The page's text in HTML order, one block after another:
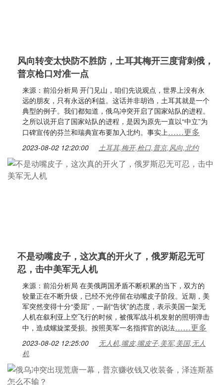
风向转变太快防不胜防，土耳其梅开三度背刺俄，
普京枪口对准一点
来源：前沿分析局 开门见山，咱们先说观点，世界上没有永
远的朋友，只有永远的利益。这话并非胡诌，土耳其就是一个
典型的例子。我们都知道，俄乌冲突开启了国家站队的进程。
之所以说开启了国家站队的进程，是因为原先一直以“中立”为
口碑宣传的芬兰和瑞典宣布要加入北约。事实上……更多
2023-08-02 12:20:00 土耳其,梅开,枪口,普京,风向,北约
不是动嘴皮子，这次真的开火了，俄罗斯忍无可
忍，击中美军无人机
来源：前沿分析局 在美俄两国矛盾不断积累的当下，双方的
较量正在不断升级，已经不光停留在动嘴皮子阶段。近期，美
军突然变得十分“委屈”，一副“告状”的态度，表示美国一架无
人机在叙利亚上空飞行的时候，被俄军战斗机发射的照明弹击
中，造成螺旋桨受损。按照美军一名指挥官的说法……更多
2023-08-02 12:25:00
无人机,嘴皮,嘴皮子,美军,美国,无人
机